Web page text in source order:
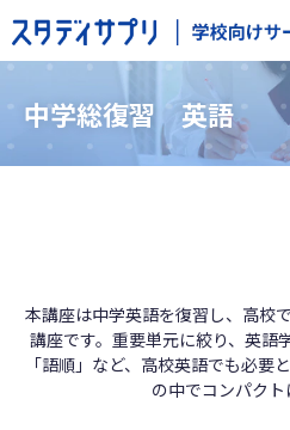
サービス
選ばれる
導入の
よくある
中学総復習　英語
本講座は中学英語を復習し、高校
講座です。重要単元に絞り、英語
「語順」など、高校英語でも必要
の中でコンパクト